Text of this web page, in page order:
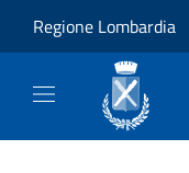
Regione Lombardia